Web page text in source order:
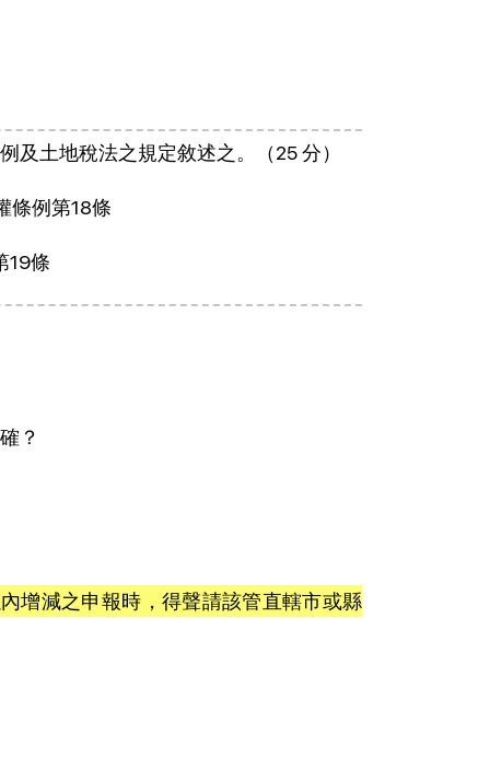
土地稅法之規定敘述之。（25 分）
條例第18條
19條
？
增減之申報時，得聲請該管直轄市或縣